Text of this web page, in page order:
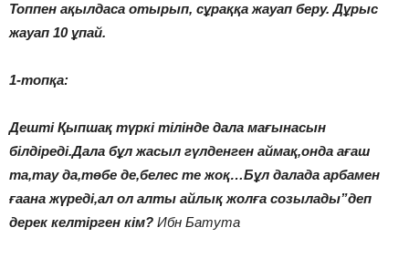
Топпен ақылдаса отырып, сұраққа жауап беру. Дұрыс
жауап 10 ұпай.
1-топқа:
Дешті Қыпшақ түркі тілінде дала мағынасын
білдіреді.Дала бұл жасыл гүлденген аймақ,онда ағаш
та,тау да,төбе де,белес те жоқ…Бұл далада арбамен
ғаана жүреді,ал ол алты айлық жолға созылады”деп
дерек келтірген кім? Ибн Батута